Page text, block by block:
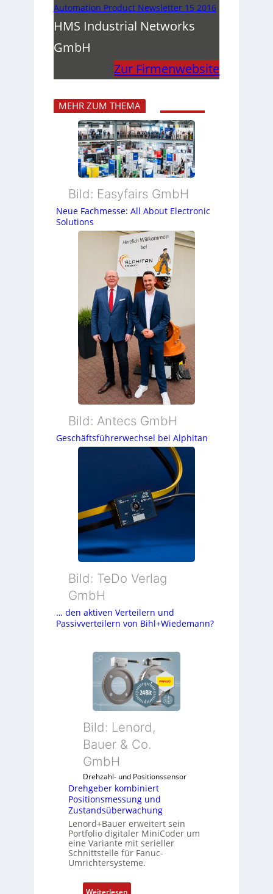
Automation Product Newsletter 15 2016
HMS Industrial Networks
GmbH
Zur Firmenwebsite
MEHR ZUM THEMA
Bild: Easyfairs GmbH
Neue Fachmesse: All About Electronic
Solutions
Bild: Antecs GmbH
Geschäftsführerwechsel bei Alphitan
Bild: TeDo Verlag
GmbH
… den aktiven Verteilern und
Passivverteilern von Bihl+Wiedemann?
Bild: Lenord,
Bauer & Co.
GmbH
Drehzahl- und Positionssensor
Drehgeber kombiniert
Positionsmessung und
Zustandsüberwachung
Lenord+Bauer erweitert sein
Portfolio digitaler MiniCoder um
eine Variante mit serieller
Schnittstelle für Fanuc-
Umrichtersysteme.
Weiterlesen: